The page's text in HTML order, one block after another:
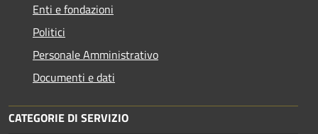
Enti e fondazioni
Politici
Personale Amministrativo
Documenti e dati
CATEGORIE DI SERVIZIO